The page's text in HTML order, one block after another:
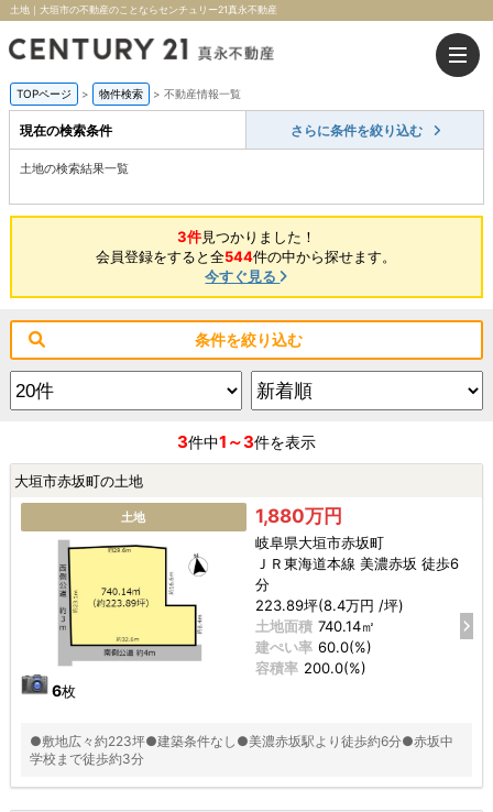
土地｜大垣市の不動産のことならセンチュリー21真永不動産
TOPページ > 物件検索 > 不動産情報一覧
現在の検索条件 さらに条件を絞り込む
土地の検索結果一覧
3件見つかりました！
会員登録をすると全544件の中から探せます。
今すぐ見る
条件を絞り込む
3件中1～3件を表示
大垣市赤坂町の土地
土地
6枚
1,880万円
岐阜県大垣市赤坂町
ＪＲ東海道本線 美濃赤坂 徒歩6
分
223.89坪(8.4万円 /坪)
土地面積 740.14㎡
建ぺい率 60.0(%)
容積率 200.0(%)
●敷地広々約223坪●建築条件なし●美濃赤坂駅より徒歩約6分●赤坂中
学校まで徒歩約3分